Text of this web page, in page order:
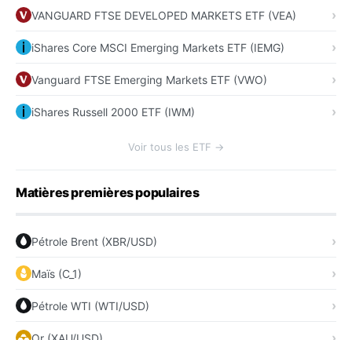
VANGUARD FTSE DEVELOPED MARKETS ETF (VEA)
iShares Core MSCI Emerging Markets ETF (IEMG)
Vanguard FTSE Emerging Markets ETF (VWO)
iShares Russell 2000 ETF (IWM)
Voir tous les ETF →
Matières premières populaires
Pétrole Brent (XBR/USD)
Maïs (C_1)
Pétrole WTI (WTI/USD)